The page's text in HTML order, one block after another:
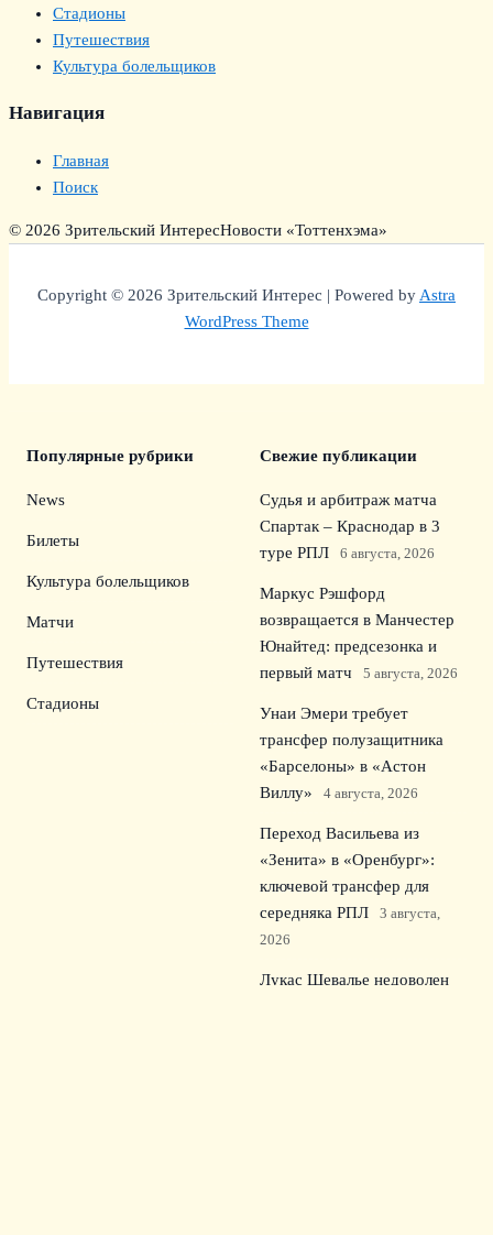
Стадионы
Путешествия
Культура болельщиков
Навигация
Главная
Поиск
© 2026 Зрительский ИнтересНовости «Тоттенхэма»
Copyright © 2026 Зрительский Интерес | Powered byAstra
WordPress Theme
Популярные рубрики
News
Билеты
Культура болельщиков
Матчи
Путешествия
Стадионы
Свежие публикации
Судья и арбитраж матча
Спартак – Краснодар в 3
туре РПЛ
6 августа, 2026
Маркус Рэшфорд
возвращается в Манчестер
Юнайтед: предсезонка и
первый матч
5 августа, 2026
Унаи Эмери требует
трансфер полузащитника
«Барселоны» в «Астон
Виллу»
4 августа, 2026
Переход Васильева из
«Зенита» в «Оренбург»:
ключевой трансфер для
середняка РПЛ
3 августа,
2026
Лукас Шевалье недоволен